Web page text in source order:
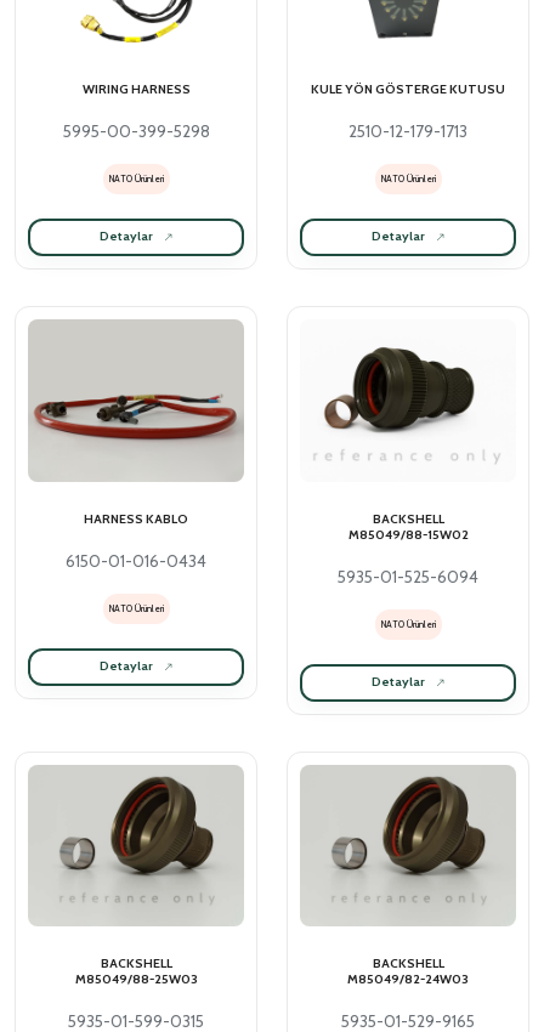
WIRING HARNESS
5995-00-399-5298
NATO Ürünleri
Detaylar
KULE YÖN GÖSTERGE KUTUSU
2510-12-179-1713
NATO Ürünleri
Detaylar
HARNESS KABLO
6150-01-016-0434
NATO Ürünleri
Detaylar
BACKSHELL
M85049/88-15W02
5935-01-525-6094
NATO Ürünleri
Detaylar
BACKSHELL
M85049/88-25W03
5935-01-599-0315
BACKSHELL
M85049/82-24W03
5935-01-529-9165